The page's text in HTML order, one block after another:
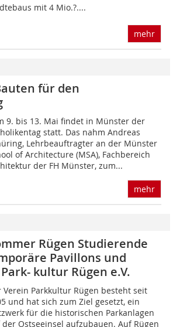
mit 4 Mio.?....
mehr
für den
9. bis 13. Mai findet in Münster der
statt. Das nahm Andreas
Lehrbeauftragter an der Münster
of Architecture (MSA), Fachbereich
der FH Münster, zum...
mehr
Rügen Studierende
Pavillons und
kultur Rügen e.V.
Verein Parkkultur Rügen besteht seit
und hat sich zum Ziel gesetzt, ein
für die historischen Parkanlagen
Ostseeinsel aufzubauen. Auf Rügen